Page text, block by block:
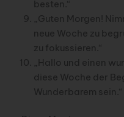
besten.“
„Guten Morgen!
neue Woche zu
zu fokussieren.“
„Hallo und einen
diese Woche der
Wunderbarem sein.“